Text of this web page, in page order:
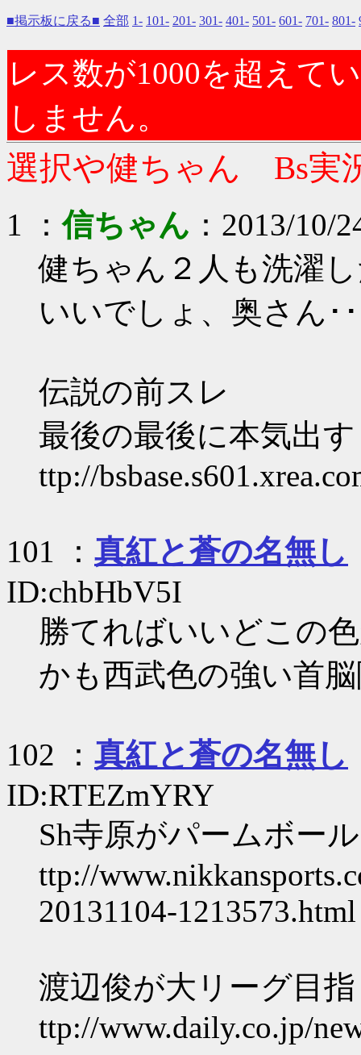
■掲示板に戻る■ 全部 1- 101- 201- 301- 401- 501- 601- 701- 801-
レス数が1000を超えて
しません。
選択や健ちゃん Bs実
1 ：信ちゃん ：2013/10/
健ちゃん２人も洗濯
いいでしょ、奥さん･
伝説の前スレ
最後の最後に本気出
ttp://
101 ： 真紅と蒼の名無し
ID:chbHbV5I
勝てればいいどこの
かも西武色の強い首
102 ： 真紅と蒼の名無し
ID:RTEZmYRY
Sh寺原がパームボー
ttp://
20131104-1213573.html
渡辺俊が大リーグ目
ttp://www.daily.co.jp/